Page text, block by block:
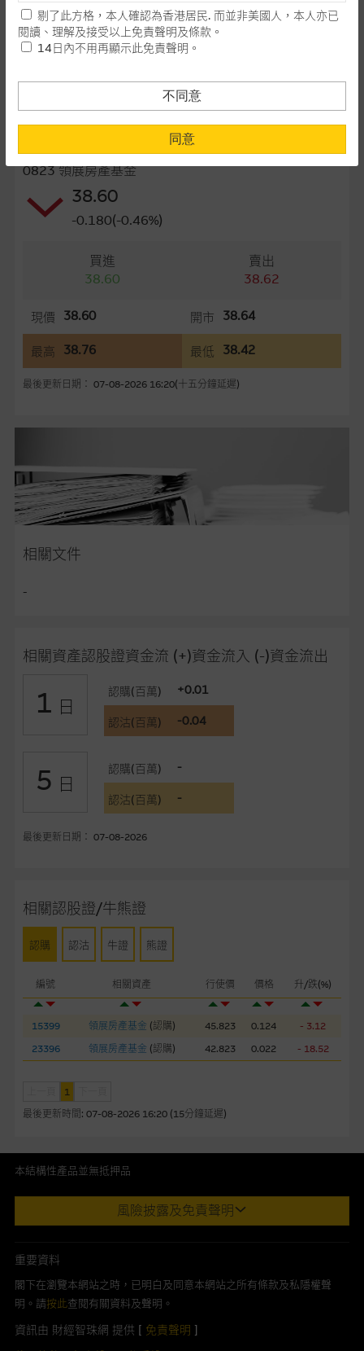
街貨量(百萬份) 0.00
街貨百分比 0.00%
0823 領展房產基金
38.60
-0.180(-0.46%)
買進
38.60
賣出
38.62
現價 38.60 開市 38.64
最高 38.76 最低 38.42
最後更新日期： 07-08-2026 16:20(十五分鐘延遲)
相關文件
-
相關資產認股證資金流 (+)資金流入 (-)資金流出
1 日
認購(百萬) +0.01
認沽(百萬) -0.04
5 日
認購(百萬) -
認沽(百萬) -
最後更新日期： 07-08-2026
相關認股證/牛熊證
認購 認沽 牛證 熊證
編號 相關資產 行使價 價格 升/跌(%)
15399 領展房產基金 (認購) 45.823 0.124
- 3.12
23396
領展房產基金 (認購) 42.823 0.022 - 18.52
1
最後更新時間: 07-08-2026 16:20 (15分鐘延遲)
本網站所載資料會隨時更改，而不作另行通知，如閣下欲取麥格
理的資料，可直接聯絡本集團職員。
民使用，並不提供或發售予美國人。本網站內容無意要約或唆使
閣下購買證券、基金單位或其他投資工具(不論在參考條款上或在
其他地方)，但清楚表明上述意圖的個別段落則屬例外。
提供網站內容的基準 – 使用時請考慮個人風險
網站內容來自我們在所示日期時認為可靠之來源，且均以真誠提
供。惟麥格理集團並無核實所有網站內容，故就閣下的目的而
言，網站內容可能未必完整或準確。麥格理集團不會，亦沒有義
容所載的意見、預測及其他資料可予更改或刪除，而毋須作出通
任何指示價格報價、公開資料或分析是基於我們相信的假設及參
可以合理選擇到的，因此並不保證該類報價單、公開資料或分析
為準確、完整或合理。我們不作陳述，亦不保證任何所示的指示
及合時性負上責任，除非這是有關適用的的法律及/或法規所規
定。
網站內容不構成要約及徵求要約，或作為任何合約的根據，以購
買或銷售任何證券、貸款或其他工具。網站內容由麥格理集團所
準備的資料編製而成，但不包括麥格理集團職員所知的資料。
任何與本網站相連結的第三者網站，在任何用途方面均可靠、完
錯誤、失實、遺漏、或任何人士對網站內容的依賴而導致的損失
或損毀，亦一概不會承擔責任或債務。
與結構性產品有關的風險
結構性產品並無抵押品，如發行人無力償債或違約，投資者可能
無法收回部份或全部應收款項。結構性產品價格可升可跌。過往
自行評估箇中風險。如有需要，請徵詢獨立之專業意見。牛熊證
備有強制贖回機制可能被提早終止，届時(i) N類牛熊證投資者會
損失全部投資；而(ii)R類牛熊證之剩餘價值則可能為零。
網站連結
純為方便閣下取得更多關於市場上相關產品及機構的資訊。麥格
理集團對此等網站的內容及所介紹的產品或服務，均無任何操控
適，不作任何聲明。麥格理集團建議閣下自行向本網站述及或連
接的第三者查詢。此外，載有第三者網站的連結，不應視為該第
本網站雖連接第三者管理的網站，但麥格理集團並非授權網站瀏
權。
部分可經本網站連結下載的軟件程式屬於第三者的產品。閣下使
用此等屬於第三者的軟件，須自負全責。此等軟件的使用，可能
受軟件持有人訂出的使用條款約束。
在法律容許的所有範圍內，麥格理集團概不承擔經由本網站使用
剔了此方格，本人確認為香港居民. 而並非美國人，本人亦已
閱讀、理解及接受以上免責聲明及條款。
14日內不用再顯示此免責聲明。
不同意
同意
本結構性產品並無抵押品
此內容來自我們在所示日期時認為可靠之來源，且均以真誠提供。然
而，Macquarie Capital Limited (CE No. AAC 534)(「 MCL 」)不作陳
亦不為資料的準確程度、完整性及合時性負上責任。
本網址由香港證券及期貨事務監察委員會註冊交易商MCL提供。MCL為
本文所提及上市股份有關的Macquarie Bank Limited (ABN 46 008
及/或流通量提供者。本網站內容僅為香港居民設計，並只供香港市民使
風險披露及免責聲明
重要資料
閣下在瀏覽本網站之時，已明白及同意本網站之所有條款及私隱權聲
明。請按此查閱有關資料及聲明。
資訊由 財經智珠網 提供 [ 免責聲明 ]